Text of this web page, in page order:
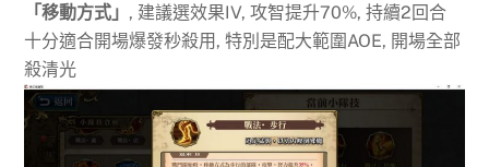
「移動方式」 , 建議選效果IV, 攻智提升70%, 持續2回合
十分適合開場爆發秒殺用, 特別是配大範圍AOE, 開場全部
殺清光